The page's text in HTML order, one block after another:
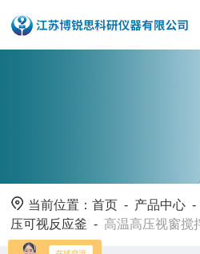
当前位置：首页 - 产品中心
压可视反应釜 -高温高压视窗搅